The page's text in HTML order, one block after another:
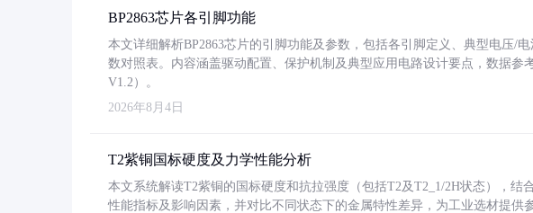
BP2863芯片各引脚功能
本文详细解析BP2863芯片的引脚功能及参数，包括各引脚定义、典型电压/
数对照表。内容涵盖驱动配置、保护机制及典型应用电路设计要点，数据参
V1.2）。
2026年8月4日
T2紫铜国标硬度及力学性能分析
本文系统解读T2紫铜的国标硬度和抗拉强度（包括T2及T2_1/2H状态），结
性能指标及影响因素，并对比不同状态下的金属特性差异，为工业选材提供参